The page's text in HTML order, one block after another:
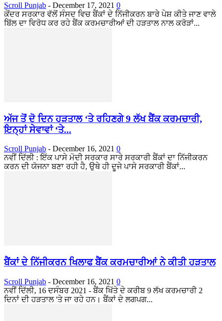
Scroll Punjab - December 17, 2021 0
ਕੇਂਦਰ ਸਰਕਾਰ ਵੱਲੋਂ ਸੰਸਦ ਵਿਚ ਬੈਂਕਾਂ ਦੇ ਨਿੱਜੀਕਰਨ ਬਾਰੇ ਪੇਸ਼ ਕੀਤੇ ਜਾਣ ਵਾਲੇ
ਬਿੱਲ ਦਾ ਵਿਰੋਧ ਕਰ ਰਹੇ ਬੈਂਕ ਕਰਮਚਾਰੀਆਂ ਦੀ ਹੜਤਾਲ ਨਾਲ ਕਰੋੜਾਂ...
ਅੱਜ ਤੋਂ ਦੋ ਦਿਨ ਹੜਤਾਲ ‘ਤੇ ਰਹਿਣਗੇ 9 ਲੱਖ ਬੈਂਕ ਕਰਮਚਾਰੀ,
ਇਨ੍ਹਾਂ ਸੇਵਾਵਾਂ ‘ਤੇ...
Scroll Punjab - December 16, 2021 0
ਨਵੀਂ ਦਿੱਲੀ : ਇੱਕ ਪਾਸੇ ਮੋਦੀ ਸਰਕਾਰ ਸਾਰੇ ਸਰਕਾਰੀ ਬੈਂਕਾਂ ਦਾ ਨਿੱਜੀਕਰਨ
ਕਰਨ ਦੀ ਯੋਜਨਾ ਬਣਾ ਰਹੀ ਹੈ, ਉਥੇ ਹੀ ਦੂਜੇ ਪਾਸੇ ਸਰਕਾਰੀ ਬੈਂਕਾਂ...
ਬੈਂਕਾਂ ਦੇ ਨਿੱਜੀਕਰਨ ਖਿਲਾਫ ਬੈਂਕ ਕਰਮਚਾਰੀਆਂ ਨੇ ਕੀਤੀ ਹੜਤਾਲ
Scroll Punjab - December 16, 2021 0
ਨਵੀਂ ਦਿੱਲੀ, 16 ਦਸੰਬਰ 2021 - ਬੈਂਕ ਖਿੱਤੇ ਦੇ ਕਰੀਬ 9 ਲੱਖ ਕਰਮਚਾਰੀ 2
ਦਿਨਾਂ ਦੀ ਹੜਤਾਲ 'ਤੇ ਜਾ ਰਹੇ ਹਨ। ਬੈਂਕਾਂ ਦੇ ਲਗਪਗ...